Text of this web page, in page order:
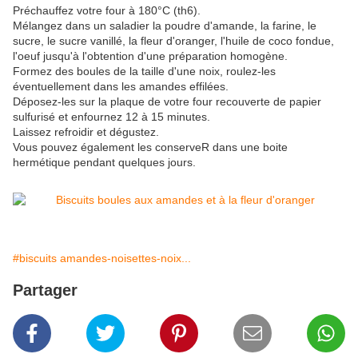
Préchauffez votre four à 180°C (th6).
Mélangez dans un saladier la poudre d'amande, la farine, le
sucre, le sucre vanillé, la fleur d'oranger, l'huile de coco fondue,
l'oeuf jusqu'à l'obtention d'une préparation homogène.
Formez des boules de la taille d'une noix, roulez-les
éventuellement dans les amandes effilées.
Déposez-les sur la plaque de votre four recouverte de papier
sulfurisé et enfournez 12 à 15 minutes.
Laissez refroidir et dégustez.
Vous pouvez également les conserveR dans une boite
hermétique pendant quelques jours.
#biscuits amandes-noisettes-noix...
Partager